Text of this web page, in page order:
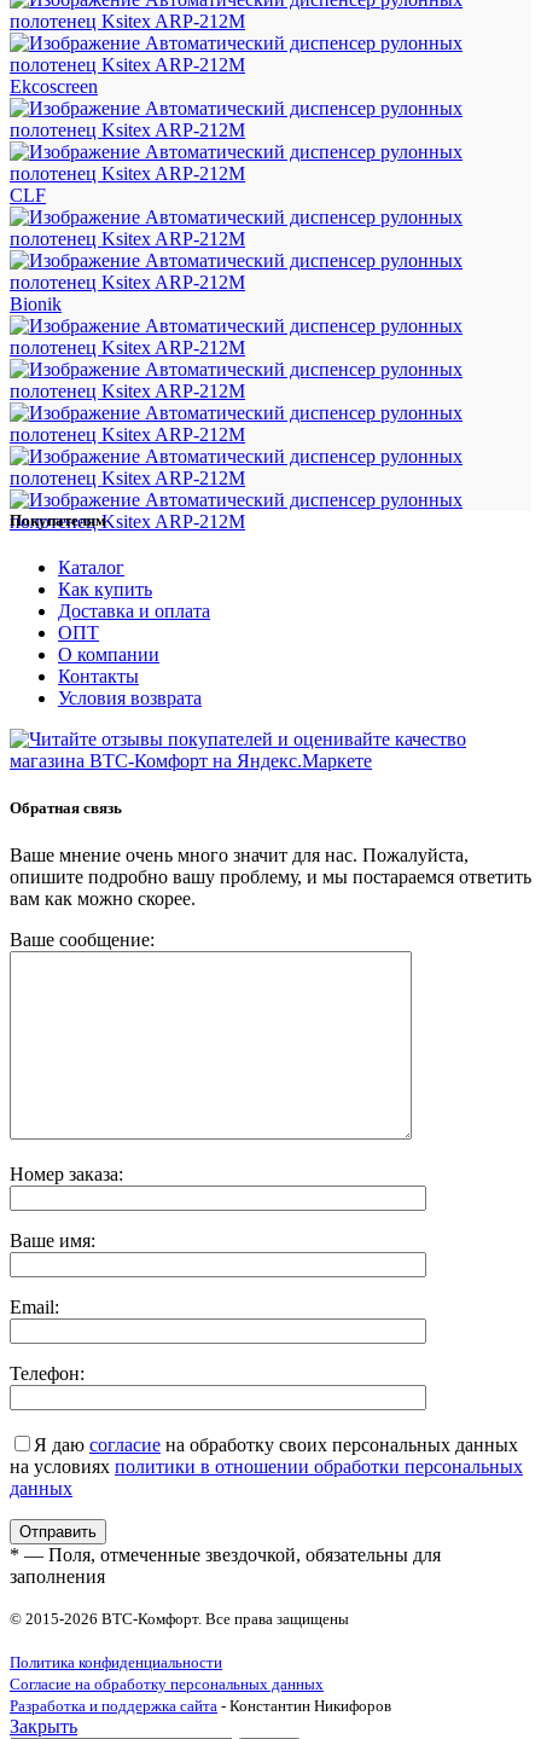
Ekcoscreen
CLF
Bionik
Покупателям
Каталог
Как купить
Доставка и оплата
ОПТ
О компании
Контакты
Условия возврата
Обратная связь
Ваше мнение очень много значит для нас. Пожалуйста,
опишите подробно вашу проблему, и мы постараемся ответить
вам как можно скорее.
Ваше сообщение:
Номер заказа:
Ваше имя:
Email:
Телефон:
Я даю согласие на обработку своих персональных данных
на условиях политики в отношении обработки персональных
данных
* — Поля, отмеченные звездочкой, обязательны для
заполнения
© 2015-2026 ВТС-Комфорт. Все права защищены
Политика конфиденциальности
Согласие на обработку персональных данных
Разработка и поддержка сайта - Константин Никифоров
Закрыть